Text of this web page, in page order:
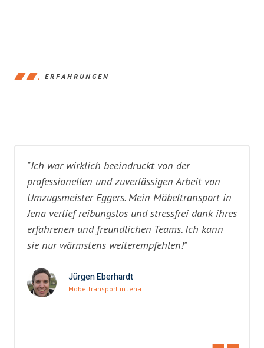
ERFAHRUNGEN
"Ich war wirklich beeindruckt von der
professionellen und zuverlässigen Arbeit von
Umzugsmeister Eggers. Mein Möbeltransport in
Jena verlief reibungslos und stressfrei dank ihres
erfahrenen und freundlichen Teams. Ich kann
sie nur wärmstens weiterempfehlen!"
Jürgen Eberhardt
Möbeltransport in Jena